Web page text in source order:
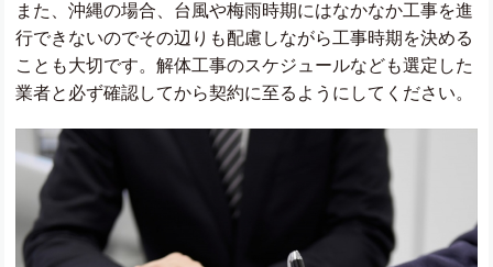
また、沖縄の場合、台風や梅雨時期にはなかなか工事を進
行できないのでその辺りも配慮しながら工事時期を決める
ことも大切です。解体工事のスケジュールなども選定した
業者と必ず確認してから契約に至るようにしてください。